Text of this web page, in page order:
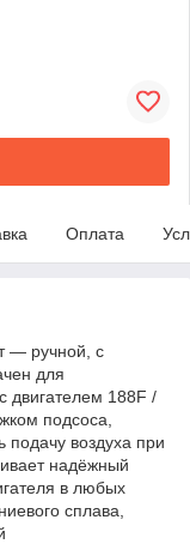
Оплата
— ручной, с
для
двигателем 188F /
подсоса,
подачу воздуха при
надёжный
в любых
сплава,